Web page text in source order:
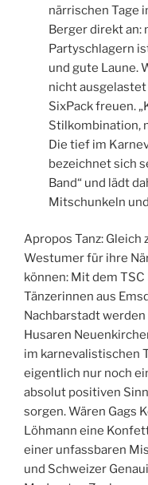
närrischen Tage
Berger direkt an:
Partyschlagern
und gute Laune.
nicht
SixPack freuen.
Stilkombination,
Die tief im
bezeichnet sich
Band“ und lädt
Mitschunkeln
Apropos Tanz: Gleich
Westumer für ihre
können: Mit dem
Tänzerinnen aus
Nachbarstadt
Husaren
im karnevalistischen
eigentlich nur noch
absolut positiven
sorgen. Wären Gags
Löhmann eine
einer unfassbaren
und Schweizer